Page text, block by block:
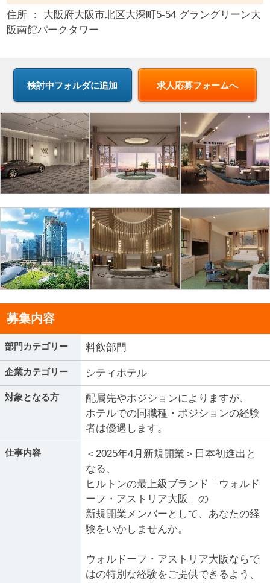
住所 ：
大阪府大阪市北区大深町5-54 グラングリーン大
阪南館パークタワー
求人応募フォームへ
募集内容
部門カテゴリー 料飲部門
企業カテゴリー シティホテル
対象となる方
配属先やポジションによりますが、
ホテルでの同職種・ポジションの経験
者は優遇します。
仕事内容
＜2025年4月新規開業＞日本初進出と
なる、
ヒルトンの最上級ブランド「ウォルド
ーフ・アストリア大阪」の
新規開業メンバーとして、あなたの経
験をいかしませんか。
ウォルドーフ・アストリア大阪ならで
はの特別な経験をご提供できるよう、